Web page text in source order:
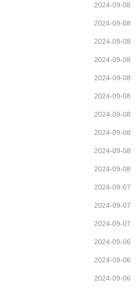
2024-09-08
2024-09-08
2024-09-08
2024-09-08
2024-09-08
2024-09-08
2024-09-08
2024-09-08
2024-09-08
2024-09-08
2024-09-07
2024-09-07
2024-09-07
2024-09-06
2024-09-06
2024-09-06